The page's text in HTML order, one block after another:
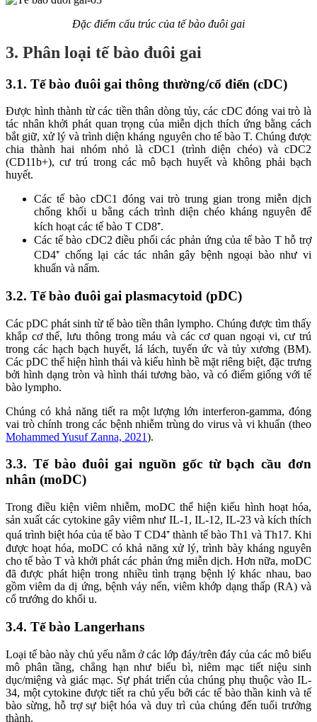
Đặc điểm cấu trúc của tế bào đuôi gai
3. Phân loại tế bào đuôi gai
3.1. Tế bào đuôi gai thông thường/cổ điển (cDC)
Được hình thành từ các tiền thân dòng tủy, các cDC đóng vai trò là
tác nhân khởi phát quan trọng của miễn dịch thích ứng bằng cách
bắt giữ, xử lý và trình diện kháng nguyên cho tế bào T. Chúng được
chia thành hai nhóm nhỏ là cDC1 (trình diện chéo) và cDC2
(CD11b+), cư trú trong các mô bạch huyết và không phải bạch
huyết.
Các tế bào cDC1 đóng vai trò trung gian trong miễn dịch
chống khối u bằng cách trình diện chéo kháng nguyên để
kích hoạt các tế bào T CD8⁺.
Các tế bào cDC2 điều phối các phản ứng của tế bào T hỗ trợ
CD4⁺ chống lại các tác nhân gây bệnh ngoại bào như vi
khuẩn và nấm.
3.2. Tế bào đuôi gai plasmacytoid (pDC)
Các pDC phát sinh từ tế bào tiền thân lympho. Chúng được tìm thấy
khắp cơ thể, lưu thông trong máu và các cơ quan ngoại vi, cư trú
trong các hạch bạch huyết, lá lách, tuyến ức và tủy xương (BM).
Các pDC thể hiện hình thái và kiểu hình bề mặt riêng biệt, đặc trưng
bởi hình dạng tròn và hình thái tương bào, và có điểm giống với tế
bào lympho.
Chúng có khả năng tiết ra một lượng lớn interferon-gamma, đóng
vai trò chính trong các bệnh nhiễm trùng do virus và vi khuẩn (theo
Mohammed Yusuf Zanna, 2021).
3.3. Tế bào đuôi gai nguồn gốc từ bạch cầu đơn
nhân (moDC)
Trong điều kiện viêm nhiễm, moDC thể hiện kiểu hình hoạt hóa,
sản xuất các cytokine gây viêm như IL-1, IL-12, IL-23 và kích thích
quá trình biệt hóa của tế bào T CD4⁺ thành tế bào Th1 và Th17. Khi
được hoạt hóa, moDC có khả năng xử lý, trình bày kháng nguyên
cho tế bào T và khởi phát các phản ứng miễn dịch. Hơn nữa, moDC
đã được phát hiện trong nhiều tình trạng bệnh lý khác nhau, bao
gồm viêm da dị ứng, bệnh vảy nến, viêm khớp dạng thấp (RA) và
cổ trướng do khối u.
3.4. Tế bào Langerhans
Loại tế bào này chủ yếu nằm ở các lớp đáy/trên đáy của các mô biểu
mô phân tầng, chẳng hạn như biểu bì, niêm mạc tiết niệu sinh
dục/miệng và giác mạc. Sự phát triển của chúng phụ thuộc vào IL-
34, một cytokine được tiết ra chủ yếu bởi các tế bào thần kinh và tế
bào sừng, hỗ trợ sự biệt hóa và duy trì của chúng đến tuổi trưởng
thành.